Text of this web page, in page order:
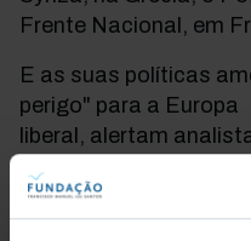
Frente Nacional, em
E as suas políticas
perigo" para a Europa
liberal, alertam
investigadores e
comunitárias, como o
Conselho Europeu,